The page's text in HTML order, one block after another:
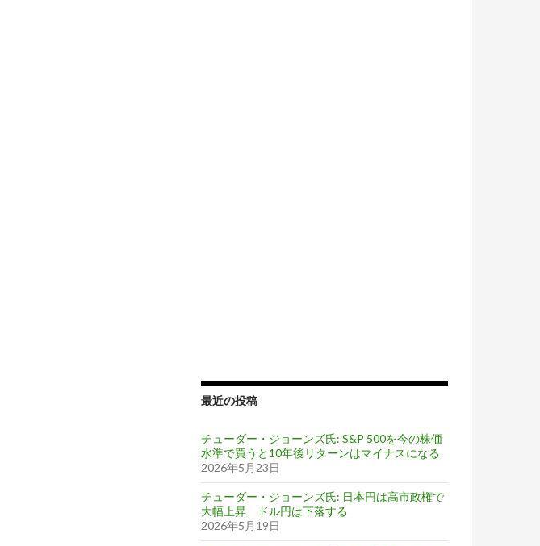
最近の投稿
チューダー・ジョーンズ氏: S&P 500を今の株価
水準で買うと10年後リターンはマイナスになる
2026年5月23日
チューダー・ジョーンズ氏: 日本円は高市政権で
大幅上昇、ドル円は下落する
2026年5月19日